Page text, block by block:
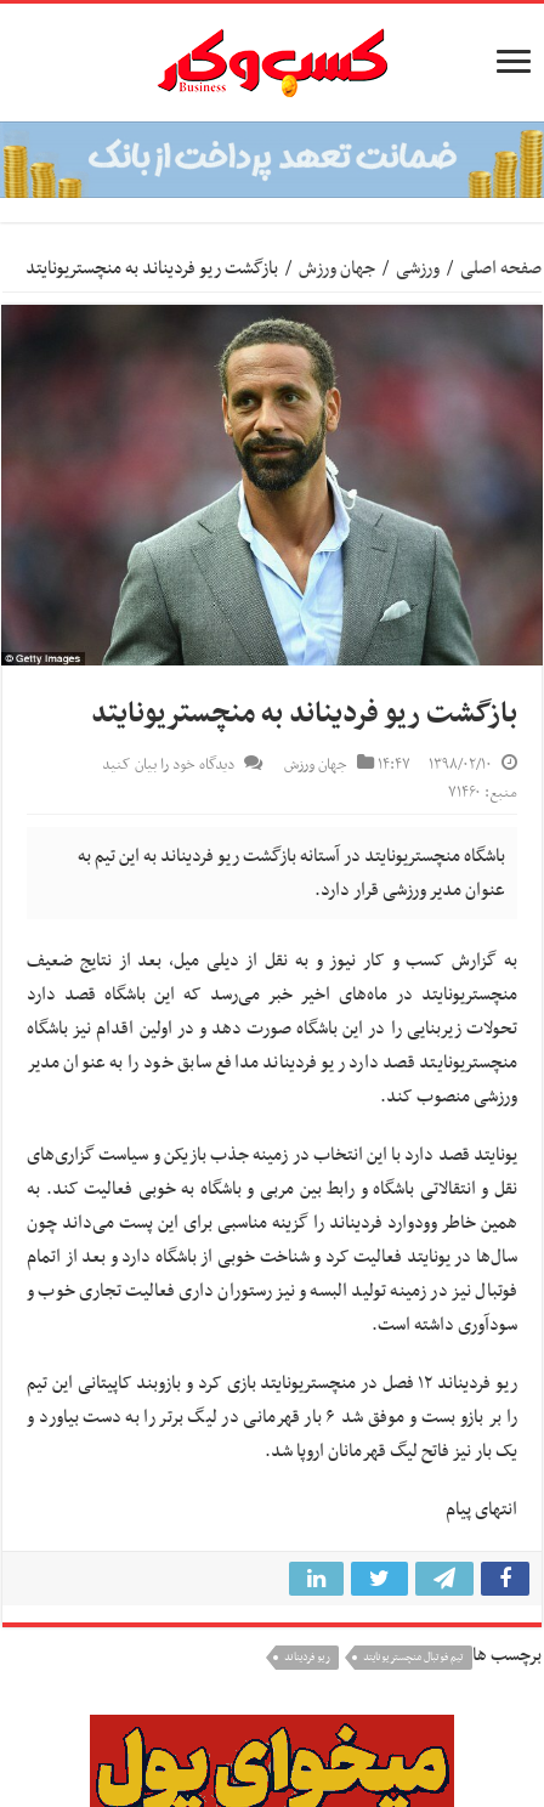
صفحه اصلی / ورزشی / جهان ورزش / بازگشت ریو فردیناند به منچستریونایتد
بازگشت ریو فردیناند به منچستریونایتد
۱۳۹۸/۰۲/۱۰ ۱۴:۴۷ جهان ورزش
دیدگاه خود را بیان کنید
منبع: ۷۱۴۶۰
باشگاه منچستریونایتد در آستانه بازگشت ریو فردیناند به این تیم به
عنوان مدیر ورزشی قرار دارد.
به گزارش کسب و کار نیوز و به نقل از دیلی میل، بعد از نتایج ضعیف
منچستریونایتد در ماه‌های اخیر خبر می‌رسد که این باشگاه قصد دارد
تحولات زیربنایی را در این باشگاه صورت دهد و در اولین اقدام نیز باشگاه
منچستریونایتد قصد دارد ریو فردیناند مدافع سابق خود را به عنوان مدیر
ورزشی منصوب کند.
یونایتد قصد دارد با این انتخاب در زمینه جذب بازیکن و سیاستگزاری‌های
نقل و انتقالاتی باشگاه و رابط بین مربی و باشگاه به خوبی فعالیت کند. به
همین خاطروودوارد فردیناند را گزینه مناسبی برای این پست می‌داند چون
سال‌ها در یونایتد فعالیت کرد و شناخت خوبی از باشگاه دارد و بعد از اتمام
فوتبال نیز در زمینه تولید البسه و نیز رستوران داری فعالیت تجاری خوب و
سودآوری داشته است.
ریو فردیناند ۱۲ فصل در منچستریونایتد بازی کرد و بازوبند کاپیتانی این تیم
را بر بازو بست و موفق شد ۶ بار قهرمانی در لیگ برتر را به دست بیاورد و
یک بار نیز فاتح لیگ قهرمانان اروپا شد.
انتهای پیام
برچسب ها تیم فوتبال منچستریونایتد ریو فردیناند